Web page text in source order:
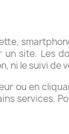
site. Les
le suivi de
ou en
services.